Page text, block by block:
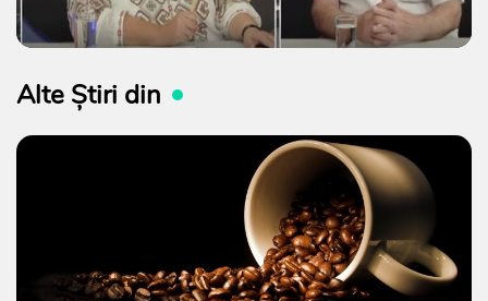
Alte Știri din